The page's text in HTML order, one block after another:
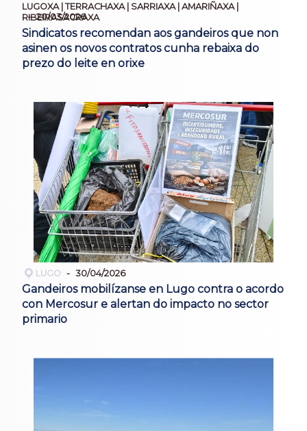
LUGOXA | TERRACHAXA | SARRIAXA | AMARIÑAXA |
RIBEIRASACRAXA
20/03/2026
Sindicatos recomendan aos gandeiros que non
asinen os novos contratos cunha rebaixa do
prezo do leite en orixe
LUGO 30/04/2026
Gandeiros mobilízanse en Lugo contra o acordo
con Mercosur e alertan do impacto no sector
primario